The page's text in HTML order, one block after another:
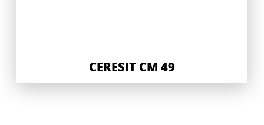
CERESIT CM 49